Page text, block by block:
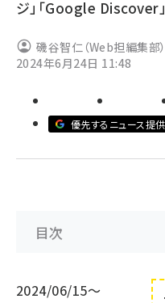
z世代 (1629)
llmo (1167)
ジ」「Google Discover」
磯谷智仁（Web担編集部）
2024年6月24日 11:48
優先するニュース提
目次
2024/06/15～